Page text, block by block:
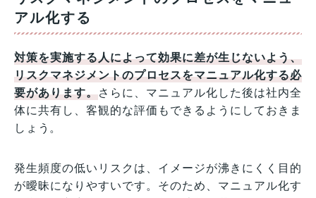
アル化する
対策を実施する人によって効果に差が生じないよう、
リスクマネジメントのプロセスをマニュアル化する必
要があります。さらに、マニュアル化した後は社内全
体に共有し、客観的な評価もできるようにしておきま
しょう。
発生頻度の低いリスクは、イメージが沸きにくく目的
が曖昧になりやすいです。そのため、マニュアル化す